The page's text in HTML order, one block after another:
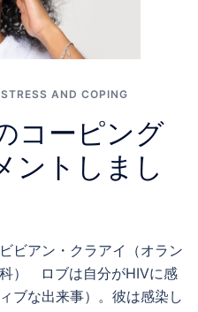
がウェルビーイングを維持
やすくすることの重要性も
対策として必要とされる
グス・カレッジ・ロンドン
のイベントを開催し、
心理学の理論とエビデン
ングを維持する方法を解説
的・精神的ウェルビーイン
ントを紹介します。 1）
立、2）症状のモニタリン
いつながり方や余暇活動、
での新しい健康的な日常を
STRESS AND COPING
コーピング
ントしまし
ビアン・クラアイ（オラン
） ロブは自分がHIVに感
ブな出来事）。彼は感染し